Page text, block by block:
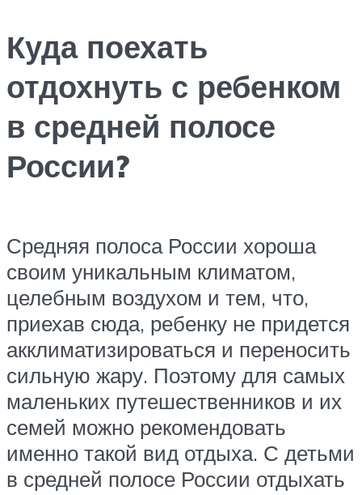
Куда поехать
отдохнуть с ребенком
в средней полосе
России?
Средняя полоса России хороша
своим уникальным климатом,
целебным воздухом и тем, что,
приехав сюда, ребенку не придется
акклиматизироваться и переносить
сильную жару. Поэтому для самых
маленьких путешественников и их
семей можно рекомендовать
именно такой вид отдыха. С детьми
в средней полосе России отдыхать